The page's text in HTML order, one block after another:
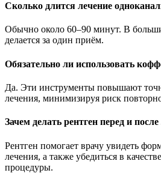
Сколько длится лечение
Обычно около 60–90 минут. В
делается за один приём.
Обязательно ли использовать
Да. Эти инструменты повышают
лечения, минимизируя риск
Зачем делать рентген перед и
Рентген помогает врачу увидеть
лечения, а также убедиться в
процедуры.